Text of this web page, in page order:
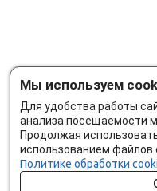
Мы используем
Для удобства работы
анализа посещаемости
Продолжая
использованием
Политике обработки